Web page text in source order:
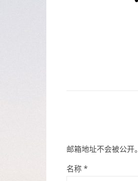
邮箱地址不会被公开。
名称 *